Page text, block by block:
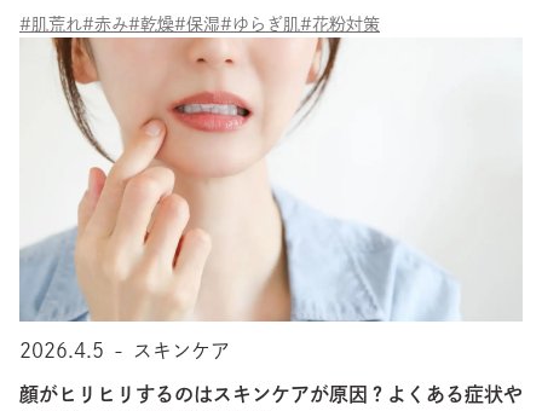
#肌荒れ#赤み#乾燥#保湿#ゆらぎ肌 #花粉対策
2026.4.5 - スキンケア
顔がヒリヒリするのはスキンケアが原因？よくある症状や